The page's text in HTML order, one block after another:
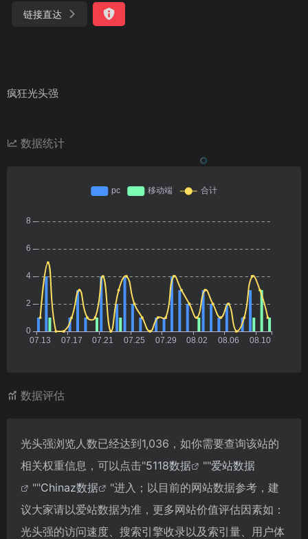
链接直达
疯狂光头强
数据统计
数据评估
光头强浏览人数已经达到1,036，如你需要查询该站的
相关权重信息，可以点击"5118数据 ""爱站数据
""Chinaz数据
"进入；以目前的网站数据参考，建
议大家请以爱站数据为准，更多网站价值评估因素如：
光头强的访问速度、搜索引擎收录以及索引量、用户体